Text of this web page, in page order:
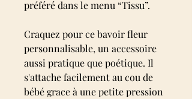
préféré dans le menu “Tissu”.
Craquez pour ce bavoir fleur
personnalisable, un accessoire
aussi pratique que poétique. Il
s'attache facilement au cou de
bébé grace à une petite pression